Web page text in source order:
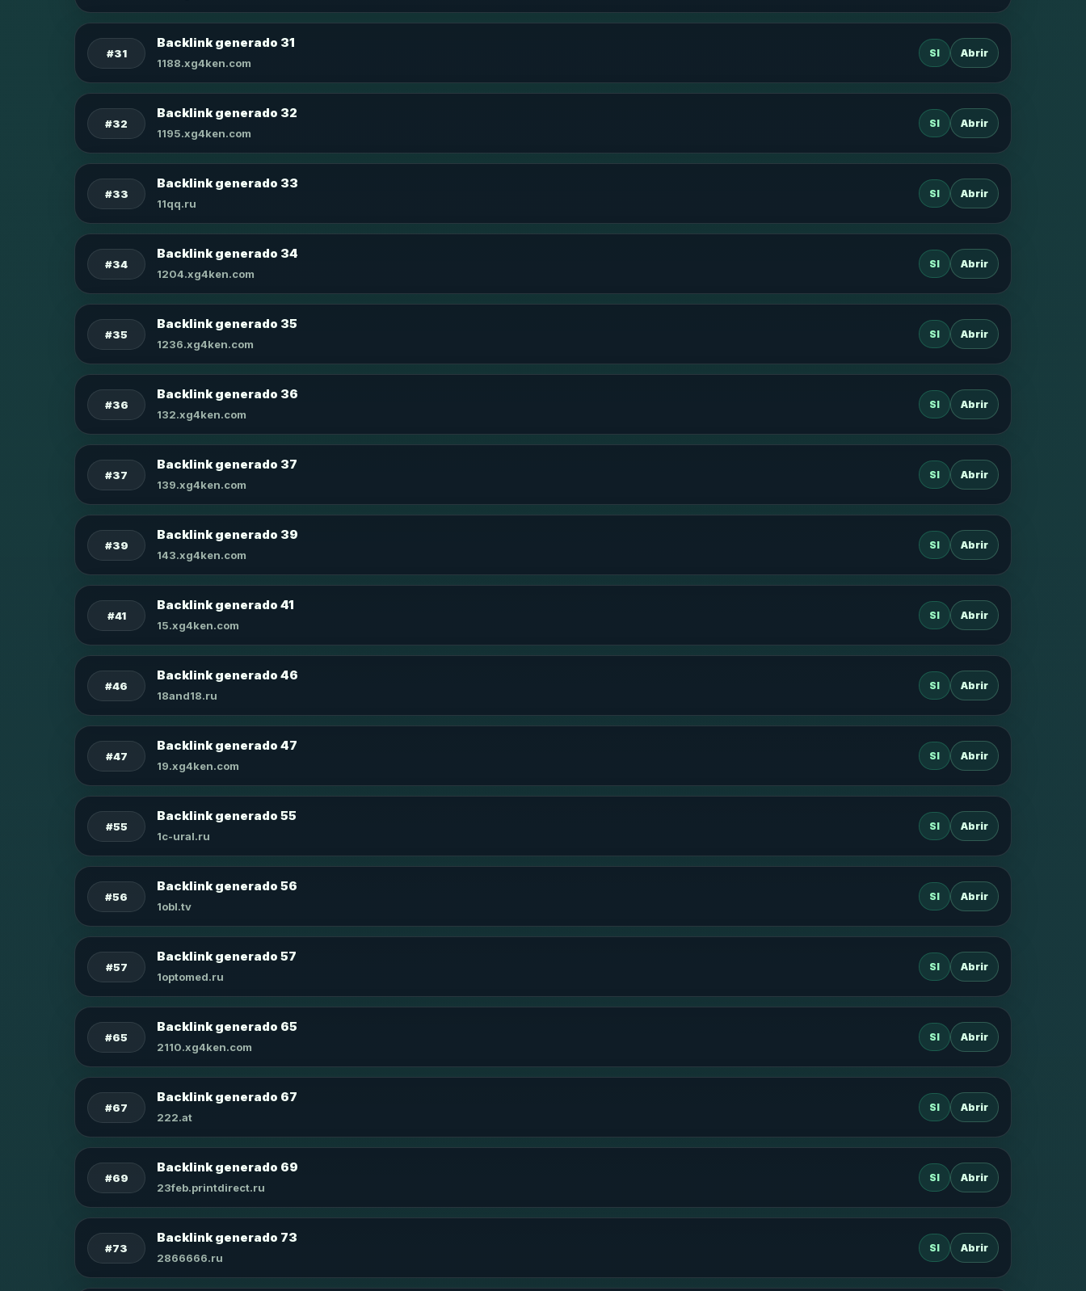
#31
Backlink generado 31
1188.xg4ken.com
SI Abrir
#32
Backlink generado 32
1195.xg4ken.com
SI Abrir
#33
Backlink generado 33
11qq.ru
SI Abrir
#34
Backlink generado 34
1204.xg4ken.com
SI Abrir
#35
Backlink generado 35
1236.xg4ken.com
SI Abrir
#36
Backlink generado 36
132.xg4ken.com
SI Abrir
#37
Backlink generado 37
139.xg4ken.com
SI Abrir
#39
Backlink generado 39
143.xg4ken.com
SI Abrir
#41
Backlink generado 41
15.xg4ken.com
SI Abrir
#46
Backlink generado 46
18and18.ru
SI Abrir
#47
Backlink generado 47
19.xg4ken.com
SI Abrir
#55
Backlink generado 55
1c-ural.ru
SI Abrir
#56
Backlink generado 56
1obl.tv
SI Abrir
#57
Backlink generado 57
1optomed.ru
SI Abrir
#65
Backlink generado 65
2110.xg4ken.com
SI Abrir
#67
Backlink generado 67
222.at
SI Abrir
#69
Backlink generado 69
23feb.printdirect.ru
SI Abrir
#73
Backlink generado 73
2866666.ru
SI Abrir